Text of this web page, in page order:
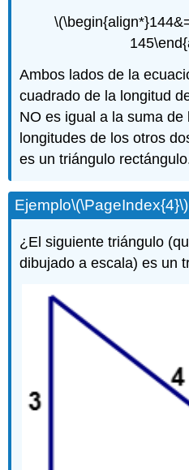
Ambos lados de la
cuadrado de la longitud
NO es igual a la suma
longitudes de los otros
es un triángulo
Ejemplo\(\PageIndex{4}\)
¿El siguiente triángulo
dibujado a escala) es un